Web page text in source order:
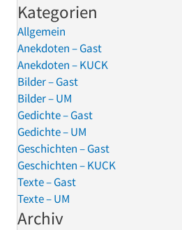
Kategorien
Allgemein
Anekdoten – Gast
Anekdoten – KUCK
Bilder – Gast
Bilder – UM
Gedichte – Gast
Gedichte – UM
Geschichten – Gast
Geschichten – KUCK
Texte – Gast
Texte – UM
Archiv